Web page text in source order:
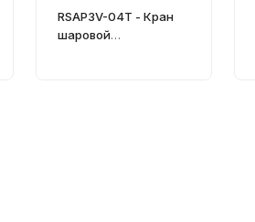
RSAP3V-04T - Кран
шаровой